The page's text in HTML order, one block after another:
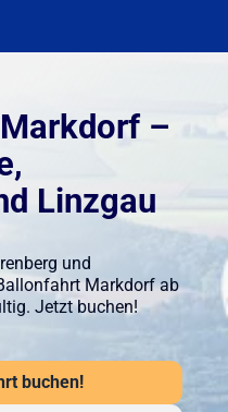
–
Linzgau
und
Markdorf ab
Jetzt buchen!
buchen!